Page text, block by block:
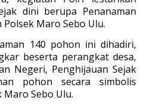
dini berupa Penanaman
Maro Sebo Ulu.
140 pohon ini dihadiri,
beserta perangkat desa,
Negeri, Penghijauan Sejak
pohon secara simbolis
Sebo Ulu.